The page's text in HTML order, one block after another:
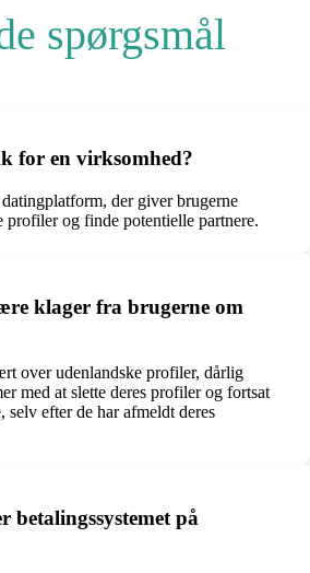
spørgsmål
for en virksomhed?
der giver brugerne
profiler og finde potentielle partnere.
klager fra brugerne om
over udenlandske profiler, dårlig
med at slette deres profiler og fortsat
efter de har afmeldt deres
betalingssystemet på